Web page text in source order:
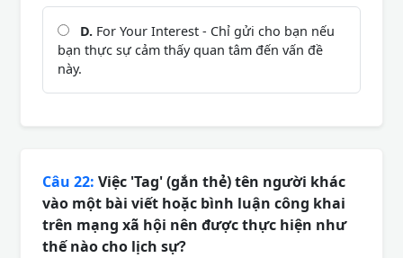
D. For Your Interest - Chỉ gửi cho bạn nếu
bạn thực sự cảm thấy quan tâm đến vấn đề
này.
Câu 22: Việc 'Tag' (gắn thẻ) tên người khác
vào một bài viết hoặc bình luận công khai
trên mạng xã hội nên được thực hiện như
thế nào cho lịch sự?